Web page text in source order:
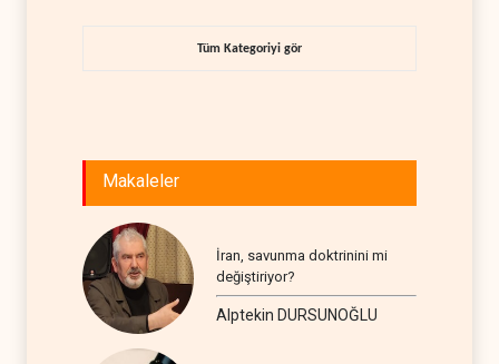
Tüm Kategoriyi gör
Makaleler
İran, savunma doktrinini mi
değiştiriyor?
Alptekin DURSUNOĞLU